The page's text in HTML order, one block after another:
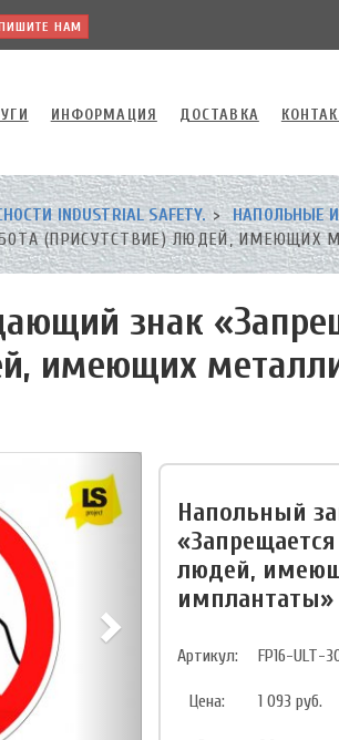
НАМ
ИНФОРМАЦИЯ ДОСТАВКА
INDUSTRIAL SAFETY.
НАПОЛЬНЫЕ
(ПРИСУТСТВИЕ) ЛЮДЕЙ, ИМЕЮЩИХ
знак
имеющих
Напольный
людей,
имплантаты»
Артикул: FP16-ULT-
Цена: 1 093 руб.